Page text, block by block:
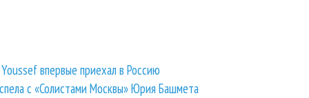
впервые приехал в Россию
с «Солистами Москвы» Юрия Башмета